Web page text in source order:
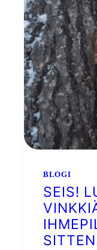
BLOGI
SEIS!